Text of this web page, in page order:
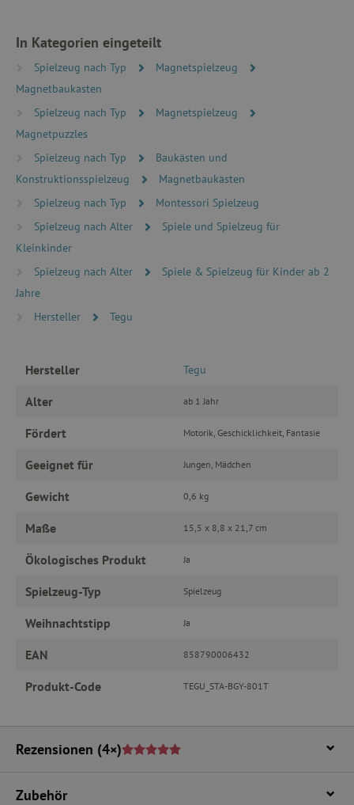
In Kategorien eingeteilt
Spielzeug nach Typ
Magnetspielzeug
Magnetbaukasten
Spielzeug nach Typ
Magnetspielzeug
Magnetpuzzles
Spielzeug nach Typ
Baukästen und
Konstruktionsspielzeug
Magnetbaukästen
Spielzeug nach Typ
Montessori Spielzeug
Spielzeug nach Alter
Spiele und Spielzeug für
Kleinkinder
Spielzeug nach Alter
Spiele & Spielzeug für Kinder ab 2
Jahre
Hersteller
Tegu
Hersteller Tegu
Alter ab 1 Jahr
Fördert Motorik, Geschicklichkeit, Fantasie
Geeignet für Jungen, Mädchen
Gewicht 0,6 kg
Maße 15,5 x 8,8 x 21,7 cm
Ökologisches Produkt Ja
Spielzeug-Typ Spielzeug
Weihnachtstipp Ja
EAN 858790006432
Produkt-Code TEGU_STA-BGY-801T
Rezensionen (4×)
Zubehör
Unbedingt erforderliche Cookies ermöglichen
wesentliche Kernfunktionen der Website wie die
Benutzeranmeldung und die Kontoverwaltung.
kann die Website nicht ordnungsgemäß
featureFlagIdentifier
www.agathaswelt.de
_lb .agathaswelt.de